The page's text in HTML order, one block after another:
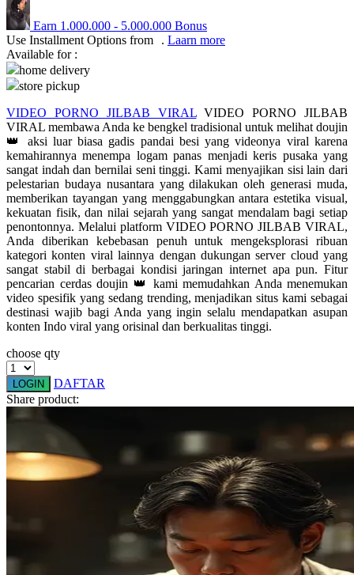
QV Baby
R
Red Castle
Ribbon Madness
S
Sebamed
Silver Cross
Simply Idea
Skip Hop
Spectra
Starbooks
Stick-O
Sudocrem
Sun-Staches
Earn 1.000.000 - 5.000.000 Bonus
Use Installment Options from
. Laarn more
Available for :
home delivery
store pickup
VIDEO PORNO JILBAB VIRALVIDEO PORNO JILBAB
VIRAL membawa Anda ke bengkel tradisional untuk melihat doujin
👑 aksi luar biasa gadis pandai besi yang videonya viral karena
kemahirannya menempa logam panas menjadi keris pusaka yang
sangat indah dan bernilai seni tinggi. Kami menyajikan sisi lain dari
pelestarian budaya nusantara yang dilakukan oleh generasi muda,
memberikan tayangan yang menggabungkan antara estetika visual,
kekuatan fisik, dan nilai sejarah yang sangat mendalam bagi setiap
penontonnya. Melalui platform VIDEO PORNO JILBAB VIRAL,
Anda diberikan kebebasan penuh untuk mengeksplorasi ribuan
kategori konten viral lainnya dengan dukungan server cloud yang
sangat stabil di berbagai kondisi jaringan internet apa pun. Fitur
pencarian cerdas doujin 👑 kami memudahkan Anda menemukan
video spesifik yang sedang trending, menjadikan situs kami sebagai
destinasi wajib bagi Anda yang ingin selalu mendapatkan asupan
konten Indo viral yang orisinal dan berkualitas tinggi.
choose qty
LOGIN
DAFTAR
Share product: